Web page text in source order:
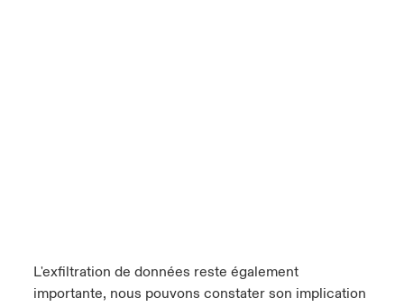
L'exfiltration de données reste également
importante, nous pouvons constater son implication